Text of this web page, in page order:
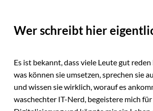
Wer schreibt hier
Es ist bekannt, dass viele Leute gut
was können sie umsetzen, sprechen sie
und wissen sie wirklich, worauf es
waschechter IT-Nerd, begeistere mich